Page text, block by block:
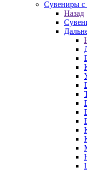
Сувениры с
Назад